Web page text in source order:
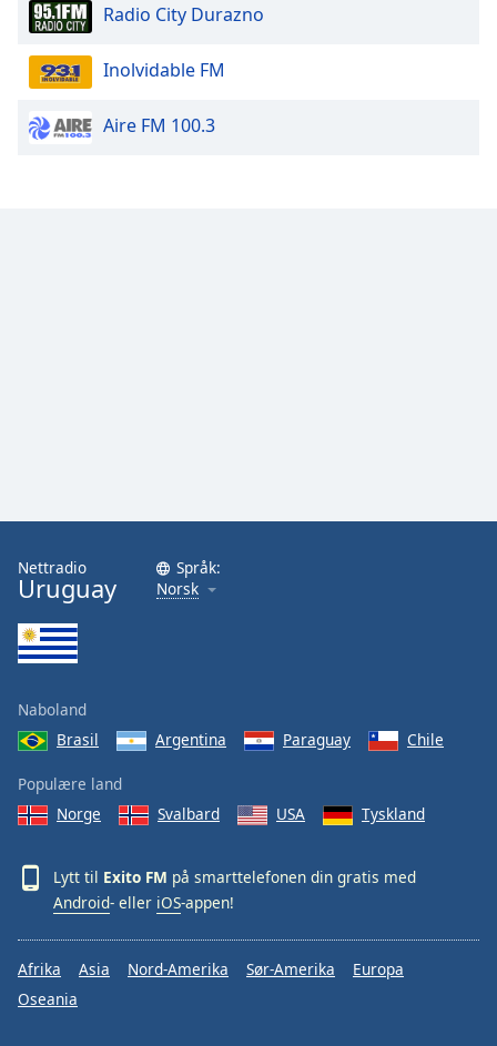
Radio City Durazno
Inolvidable FM
Aire FM 100.3
Nettradio
Uruguay
Språk:
Norsk
Naboland
Brasil
Argentina Paraguay Chile
Populære land
Norge
Svalbard USA Tyskland
Lytt til Exito FM på smarttelefonen din gratis med
Android- eller iOS-appen!
Afrika Asia Nord-Amerika Sør-Amerika
Europa
Oseania